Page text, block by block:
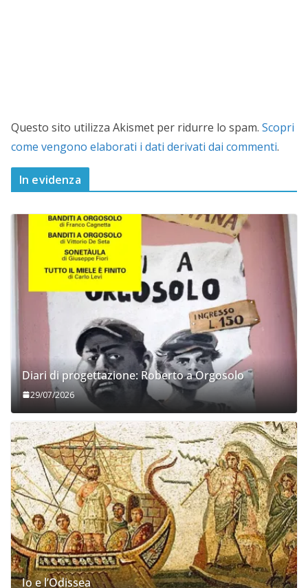
Questo sito utilizza Akismet per ridurre lo spam. Scopri
come vengono elaborati i dati derivati dai commenti.
In evidenza
Diari di progettazione: Roberto a Orgosolo
29/07/2026
Io e l’Odissea